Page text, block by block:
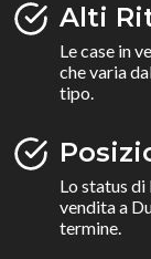
Alti
Le case in
che varia
tipo.
Lo status di
vendita a
termine.